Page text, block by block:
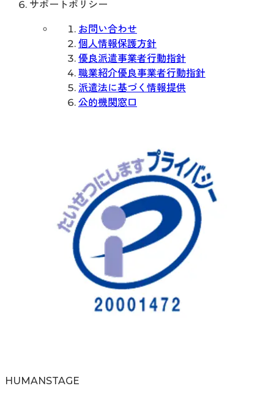
サポートポリシー
お問い合わせ
個人情報保護方針
優良派遣事業者行動指針
職業紹介優良事業者行動指針
派遣法に基づく情報提供
公的機関窓口
HUMANSTAGE